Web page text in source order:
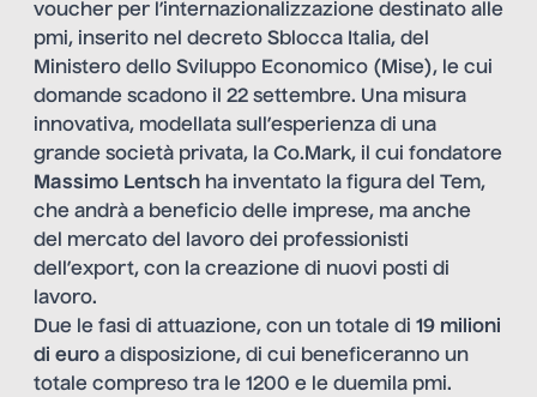
voucher per l’internazionalizzazione destinato alle
pmi, inserito nel decreto Sblocca Italia, del
Ministero dello Sviluppo Economico (Mise), le cui
domande scadono il 22 settembre. Una misura
innovativa, modellata sull’esperienza di una
grande società privata, la Co.Mark, il cui fondatore
Massimo Lentsch ha inventato la figura del Tem,
che andrà a beneficio delle imprese, ma anche
del mercato del lavoro dei professionisti
dell’export, con la creazione di nuovi posti di
lavoro.
Due le fasi di attuazione, con un totale di 19 milioni
di euro a disposizione, di cui beneficeranno un
totale compreso tra le 1200 e le duemila pmi.